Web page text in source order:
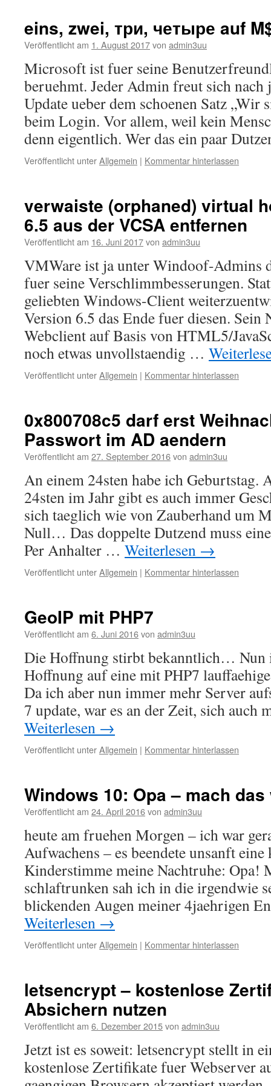
eins, zwei, три, четыре auf
Veröffentlicht am 1. August 2017von admin3uu
Microsoft ist fuer seine
beruehmt. Jeder Admin freut sich
Update ueber dem schoenen Satz
beim Login. Vor allem, weil kein
denn eigentlich. Wer das ein paar
Veröffentlicht unterAllgemein | Kommentar hinterlassen
verwaiste (orphaned) virtual
6.5 aus der VCSA entfernen
Veröffentlicht am 16. Juni 2017von admin3uu
VMWare ist ja unter Windoof-Admins
fuer seine Verschlimmbesserungen.
geliebten Windows-Client
Version 6.5 das Ende fuer diesen. Sein
Webclient auf Basis von HTML5/
noch etwas unvollstaendig …
Veröffentlicht unterAllgemein | Kommentar hinterlassen
0x800708c5 darf erst
Passwort im AD aendern
Veröffentlicht am 27. September 2016von admin3uu
An einem 24sten habe ich Geburtstag.
24sten im Jahr gibt es auch immer
sich taeglich wie von Zauberhand um
Null… Das doppelte Dutzend muss
Per Anhalter … Weiterlesen →
Veröffentlicht unterAllgemein | Kommentar hinterlassen
GeoIP mit PHP7
Veröffentlicht am 6. Juni 2016von admin3uu
Die Hoffnung stirbt bekanntlich… Nun
Hoffnung auf eine mit PHP7
Da ich aber nun immer mehr Server
7 update, war es an der Zeit, sich
Weiterlesen →
Veröffentlicht unterAllgemein | Kommentar hinterlassen
Windows 10: Opa – mach das
Veröffentlicht am 24. April 2016von admin3uu
heute am fruehen Morgen – ich war
Aufwachens – es beendete unsanft eine
Kinderstimme meine Nachtruhe: Opa!
schlaftrunken sah ich in die irgendwie
blickenden Augen meiner 4jaehrigen
Weiterlesen →
Veröffentlicht unterAllgemein | Kommentar hinterlassen
letsencrypt – kostenlose
Absichern nutzen
Veröffentlicht am 6. Dezember 2015von admin3uu
Jetzt ist es soweit: letsencrypt stellt in
kostenlose Zertifikate fuer Webserver